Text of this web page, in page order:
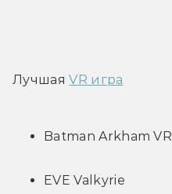
Лучшая VR игра
Batman Arkham VR
EVE Valkyrie